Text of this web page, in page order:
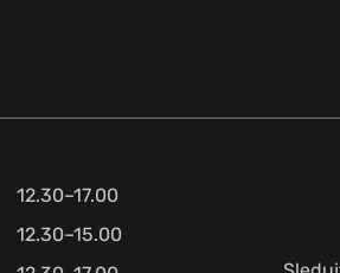
12.30–17.00
12.30–15.00